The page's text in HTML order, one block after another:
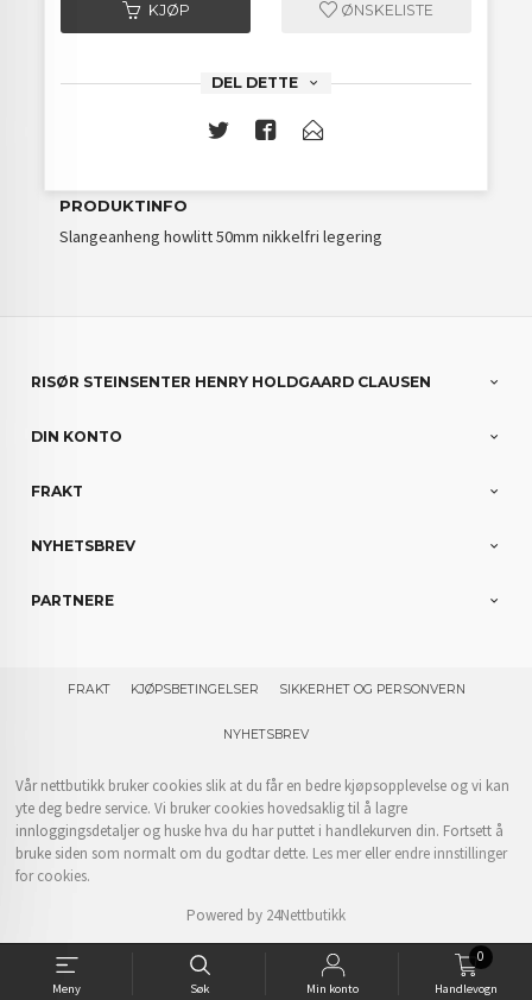
Meny Søk Min konto Handlevogn
0
KJØP ØNSKELISTE
DEL DETTE
PRODUKTINFO
Slangeanheng howlitt 50mm nikkelfri legering
RISØR STEINSENTER HENRY HOLDGAARD CLAUSEN
DIN KONTO
FRAKT
NYHETSBREV
PARTNERE
FRAKT KJØPSBETINGELSER SIKKERHET OG PERSONVERN
NYHETSBREV
Vår nettbutikk bruker cookies slik at du får en bedre kjøpsopplevelse og vi kan
yte deg bedre service. Vi bruker cookies hovedsaklig til å lagre
innloggingsdetaljer og huske hva du har puttet i handlekurven din. Fortsett å
bruke siden som normalt om du godtar dette. Les merellerendre innstillinger
for cookies.
Powered by 24Nettbutikk